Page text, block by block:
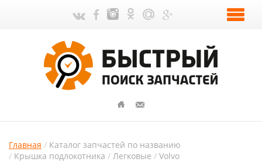
Главная
Каталог запчастей по названию
Крышка подлокотника
Легковые Volvo